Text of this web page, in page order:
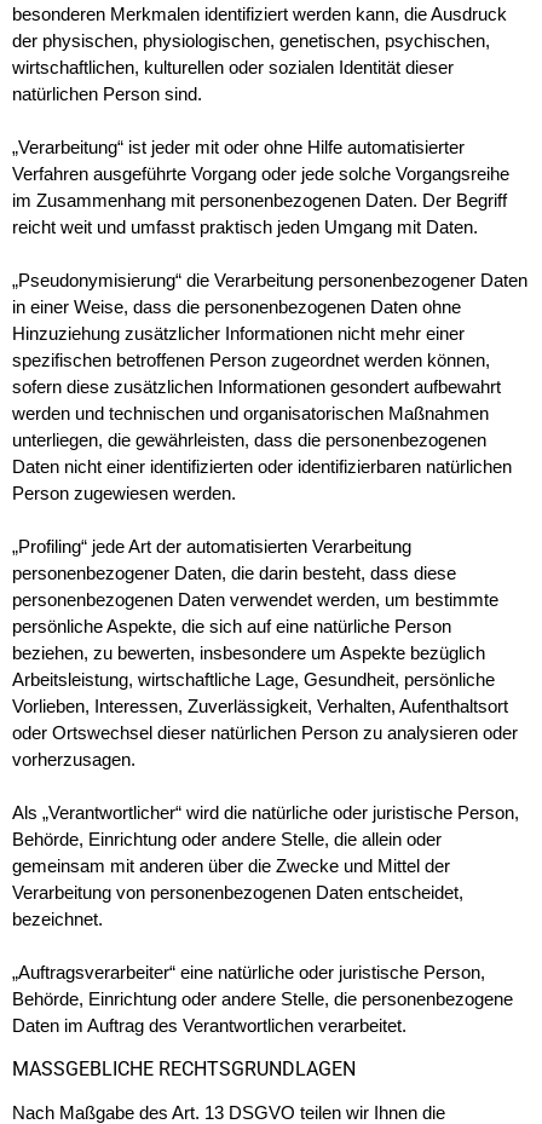
besonderen Merkmalen identifiziert werden kann, die Ausdruck
der physischen, physiologischen, genetischen, psychischen,
wirtschaftlichen, kulturellen oder sozialen Identität dieser
natürlichen Person sind.
„Verarbeitung“ ist jeder mit oder ohne Hilfe automatisierter
Verfahren ausgeführte Vorgang oder jede solche Vorgangsreihe
im Zusammenhang mit personenbezogenen Daten. Der Begriff
reicht weit und umfasst praktisch jeden Umgang mit Daten.
„Pseudonymisierung“ die Verarbeitung personenbezogener Daten
in einer Weise, dass die personenbezogenen Daten ohne
Hinzuziehung zusätzlicher Informationen nicht mehr einer
spezifischen betroffenen Person zugeordnet werden können,
sofern diese zusätzlichen Informationen gesondert aufbewahrt
werden und technischen und organisatorischen Maßnahmen
unterliegen, die gewährleisten, dass die personenbezogenen
Daten nicht einer identifizierten oder identifizierbaren natürlichen
Person zugewiesen werden.
„Profiling“ jede Art der automatisierten Verarbeitung
personenbezogener Daten, die darin besteht, dass diese
personenbezogenen Daten verwendet werden, um bestimmte
persönliche Aspekte, die sich auf eine natürliche Person
beziehen, zu bewerten, insbesondere um Aspekte bezüglich
Arbeitsleistung, wirtschaftliche Lage, Gesundheit, persönliche
Vorlieben, Interessen, Zuverlässigkeit, Verhalten, Aufenthaltsort
oder Ortswechsel dieser natürlichen Person zu analysieren oder
vorherzusagen.
Als „Verantwortlicher“ wird die natürliche oder juristische Person,
Behörde, Einrichtung oder andere Stelle, die allein oder
gemeinsam mit anderen über die Zwecke und Mittel der
Verarbeitung von personenbezogenen Daten entscheidet,
bezeichnet.
„Auftragsverarbeiter“ eine natürliche oder juristische Person,
Behörde, Einrichtung oder andere Stelle, die personenbezogene
Daten im Auftrag des Verantwortlichen verarbeitet.
MASSGEBLICHE RECHTSGRUNDLAGEN
Nach Maßgabe des Art. 13 DSGVO teilen wir Ihnen die